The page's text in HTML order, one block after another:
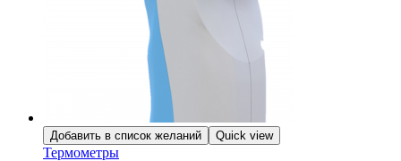
Добавить в список желаний Quick view
Термометры